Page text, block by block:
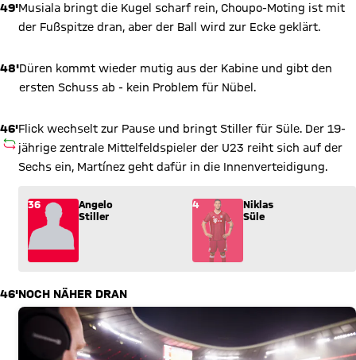
49'Musiala bringt die Kugel scharf rein, Choupo-Moting ist mit
der Fußspitze dran, aber der Ball wird zur Ecke geklärt.
48'Düren kommt wieder mutig aus der Kabine und gibt den
ersten Schuss ab - kein Problem für Nübel.
46'
AUSWECHSLUNG
Flick wechselt zur Pause und bringt Stiller für Süle. Der 19-
jährige zentrale Mittelfeldspieler der U23 reiht sich auf der
Sechs ein, Martínez geht dafür in die Innenverteidigung.
Wechsel: Angelo Stiller (36) kommt für Niklas Süle (4) ins
36
Angelo
Stiller
4
Niklas
Süle
46'NOCH NÄHER DRAN